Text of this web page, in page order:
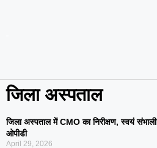
जिला अस्पताल
जिला अस्पताल में CMO का निरीक्षण, स्वयं संभाली
ओपीडी
April 29, 2026